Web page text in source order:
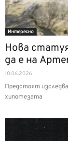
Интерeсно
Нова
да е на
10.06.2026
Предстоят
хипотезата